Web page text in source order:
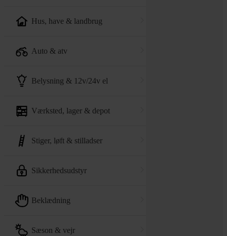
hus, have & landbrug
auto & atv
belysning & 12v/24v el
værksted, lager & depot
stiger, løft & stilladser
sikkerhedsudstyr
beklædning
sæson & vejr